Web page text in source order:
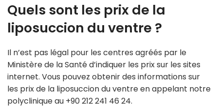
Quels sont les prix de la
liposuccion du ventre ?
Il n’est pas légal pour les centres agréés par le
Ministère de la Santé d’indiquer les prix sur les sites
internet. Vous pouvez obtenir des informations sur
les prix de la liposuccion du ventre en appelant notre
polyclinique au +90 212 241 46 24.